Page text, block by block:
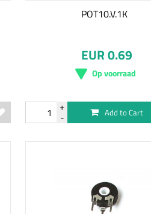
POT10.V.1K
EUR 0.69
Op voorraad
Add to Cart